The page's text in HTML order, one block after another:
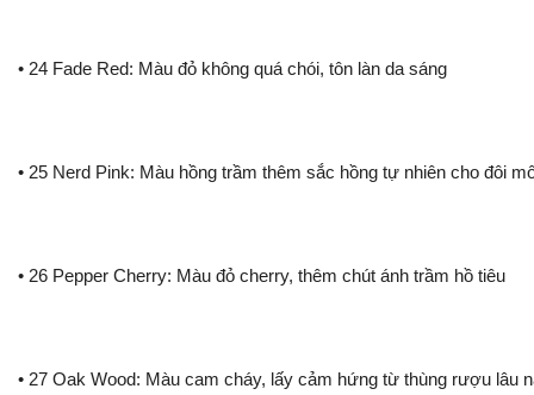
• 24 Fade Red: Màu đỏ không quá chói, tôn làn da sáng
• 25 Nerd Pink: Màu hồng trầm thêm sắc hồng tự nhiên cho đôi
• 26 Pepper Cherry: Màu đỏ cherry, thêm chút ánh trầm hồ tiêu
• 27 Oak Wood: Màu cam cháy, lấy cảm hứng từ thùng rượu lâu